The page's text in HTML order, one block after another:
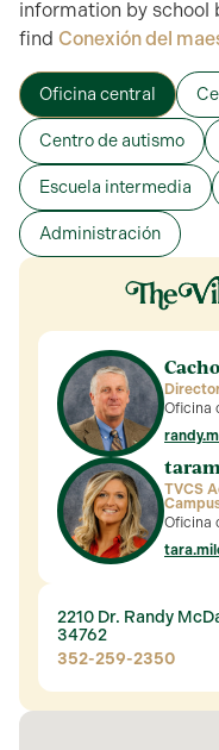
information by school
find Conexión del
Oficina central
Centro de autismo
Escuela intermedia
Administración
Oficina
tara
TVCS
Oficina
2210 Dr. Randy
34762
352-259-2350